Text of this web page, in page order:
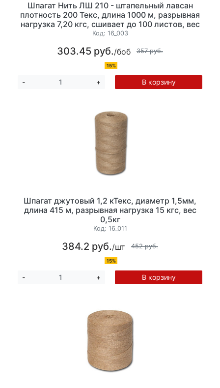
Шпагат Нить ЛШ 210 - штапельный лавсан
плотность 200 Текс, длина 1000 м, разрывная
нагрузка 7,20 кгс, сшивает до 100 листов, вес
200гр, цвет черный
Код: 16_003
303.45 руб./боб 357 руб.
15%
- + В корзину
Шпагат джутовый 1,2 кТекс, диаметр 1,5мм,
длина 415 м, разрывная нагрузка 15 кгс, вес
0,5кг
Код: 16_011
384.2 руб./шт 452 руб.
15%
- + В корзину